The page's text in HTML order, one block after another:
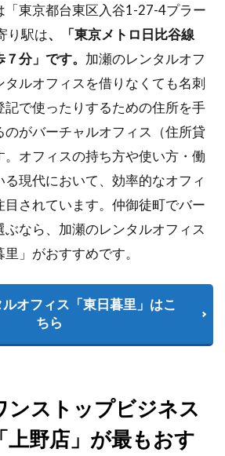
「東京都台東区入谷1-27-4プラー
り駅は、「東京メトロ日比谷線
７分」です。 加瀬のレンタルオフ
タルオフィスを借りなくても名刺
記で使ったりするための住所を手
のがバーチャルオフィス（住所貸
。オフィスの持ち方や使い方・働
る現代において、効率的なオフィ
目されています。仲御徒町でバー
なら、加瀬のレンタルオフィス
」がおすすめです。
オフィス「東日暮里」はこ
ちら
ンストップビジネス
上野店」が最もおす